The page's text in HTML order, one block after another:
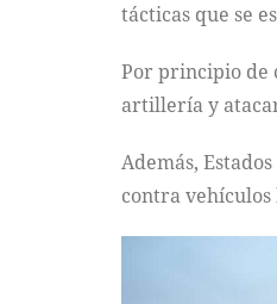
tácticas que se
Por principio de
artillería y
Además,
contra